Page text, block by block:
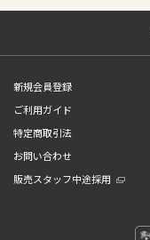
新規会員登録
ご利用ガイド
特定商取引法
お問い合わせ
販売スタッフ中途採用